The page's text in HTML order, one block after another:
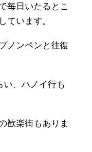
毎日いたるとこ
ています。
ノンペンと往復
い、ハノイ行も
歓楽街もありま